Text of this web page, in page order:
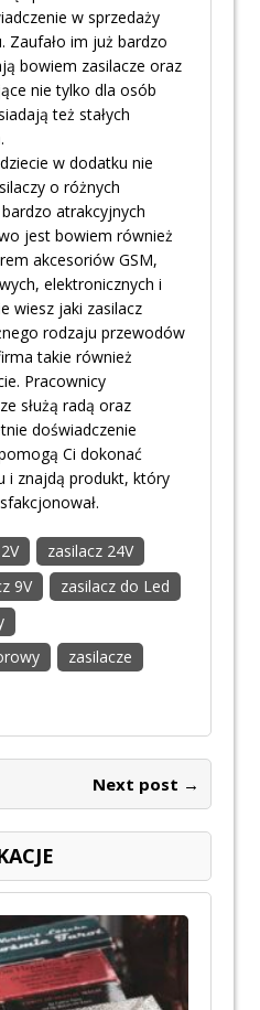
w sprzedaży
im już bardzo
bowiem zasilacze oraz
nie tylko dla osób
też stałych
w dodatku nie
o różnych
atrakcyjnych
jest bowiem również
akcesoriów GSM,
elektronicznych i
wiesz jaki zasilacz
rodzaju przewodów
takie również
Pracownicy
służą radą oraz
doświadczenie
Ci dokonać
i znajdą produkt, który
zasilacz 24V
9V
zasilacz do Led
zasilacze
Next post →